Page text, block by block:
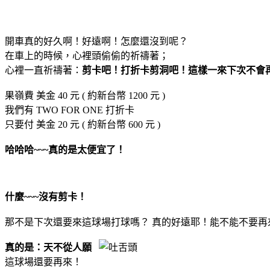
開車真的好久啊！好遠啊！怎麼還沒到呢？
在車上的時候，心裡頭偷偷的祈禱著；
心裡一直祈禱著： 剪卡吧！打折卡剪洞吧！這樣一來下次不會
果嶺費 美金 40 元 ( 約新台幣 1200 元 )
我們有 TWO FOR ONE 打折卡
只要付 美金 20 元 ( 約新台幣 600 元 )
哈哈哈~~~真的是太便宜了！
什麼~~~沒有剪卡！
那不是下次還要來這球場打球嗎？ 真的好遠耶！能不能不要再
真的是：天不從人願
這球場還要再來！